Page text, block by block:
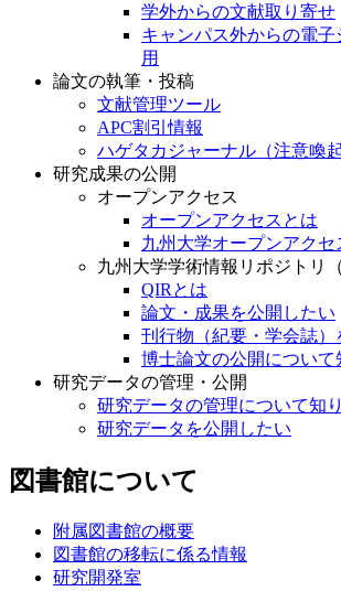
学外からの文献取り寄せ
キャンパス外からの電子
用
論文の執筆・投稿
文献管理ツール
APC割引情報
ハゲタカジャーナル（注意喚起
研究成果の公開
オープンアクセス
オープンアクセスとは
九州大学オープンアクセ
九州大学学術情報リポジトリ（
QIRとは
論文・成果を公開したい
刊行物（紀要・学会誌）
博士論文の公開について
研究データの管理・公開
研究データの管理について知
研究データを公開したい
図書館について
附属図書館の概要
図書館の移転に係る情報
研究開発室